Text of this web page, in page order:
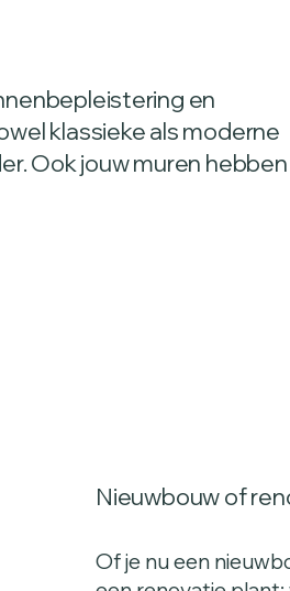
en
klassieke als moderne
Ook jouw muren hebben
Nieuwbouw of
Of je nu een